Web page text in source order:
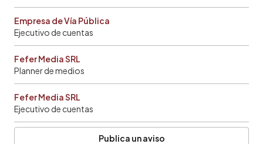
Empresa de Vía Pública
Ejecutivo de cuentas
Fefer Media SRL
Planner de medios
Fefer Media SRL
Ejecutivo de cuentas
Publica un aviso